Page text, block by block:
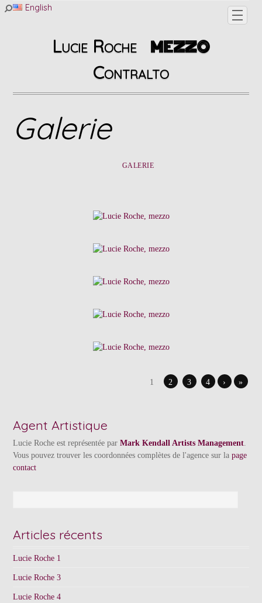
English
Lucie Roche
MEZZO
Contralto
Galerie
GALERIE
1 2 3 4 › »
Agent Artistique
Lucie Roche est représentée parMark Kendall Artists Management
Vous pouvez trouver les coordonnées complètes de l'agence sur lapage
contact
Articles récents
Lucie Roche 1
Lucie Roche 3
Lucie Roche 4